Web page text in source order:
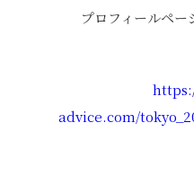
プロフィールペー
advice.com/